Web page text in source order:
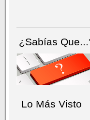
¿Sabías
Lo Más Visto